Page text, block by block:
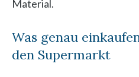
Material.
Was genau
den Supermarkt